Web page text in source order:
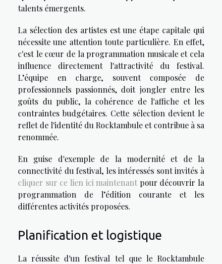
talents émergents.
La sélection des artistes est une étape capitale qui
nécessite une attention toute particulière. En effet,
c'est le cœur de la programmation musicale et cela
influence directement l'attractivité du festival.
L’équipe en charge, souvent composée de
professionnels passionnés, doit jongler entre les
goûts du public, la cohérence de l'affiche et les
contraintes budgétaires. Cette sélection devient le
reflet de l'identité du Rocktambule et contribue à sa
renommée.
En guise d'exemple de la modernité et de la
connectivité du festival, les intéressés sont invités à
cliquer sur ce lien ici maintenant pour découvrir la
programmation de l’édition courante et les
différentes activités proposées.
Planification et logistique
La réussite d'un festival tel que le Rocktambule